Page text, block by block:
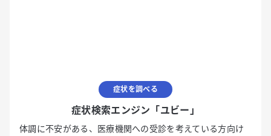
症状を調べる
症状検索エンジン「ユビー」
体調に不安がある、医療機関への受診を考えている方向け